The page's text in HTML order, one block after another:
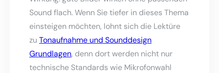
Sound flach. Wenn Sie tiefer in dieses Thema
einsteigen möchten, lohnt sich die Lektüre
zu Tonaufnahme und Sounddesign
Grundlagen, denn dort werden nicht nur
technische Standards wie Mikrofonwahl